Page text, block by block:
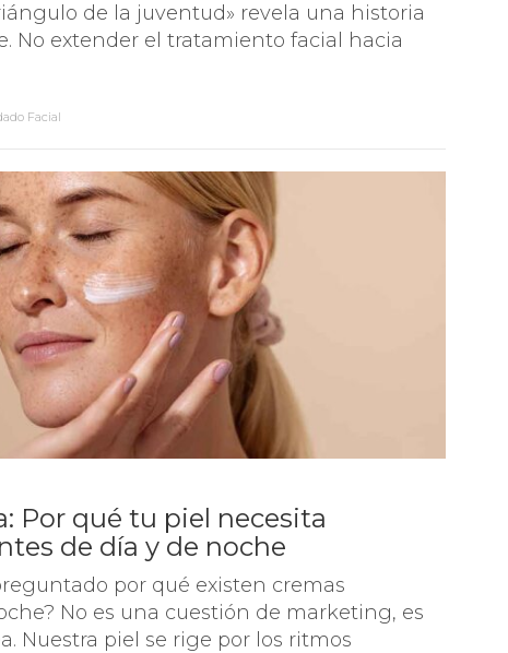
de la juventud» revela una historia
No extender el tratamiento facial hacia
Facial
Por qué tu piel necesita
de día y de noche
por qué existen cremas
No es una cuestión de marketing, es
Nuestra piel se rige por los ritmos